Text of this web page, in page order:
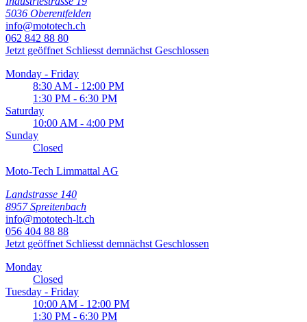
5036 Oberentfelden
info@mototech.ch
062 842 88 80
Jetzt geöffnet Schliesst demnächst Geschlossen
Monday - Friday
8:30 AM - 12:00 PM
1:30 PM - 6:30 PM
Saturday
10:00 AM - 4:00 PM
Sunday
Closed
Moto-Tech Limmattal AG
Landstrasse 140
8957 Spreitenbach
info@mototech-lt.ch
056 404 88 88
Jetzt geöffnet Schliesst demnächst Geschlossen
Monday
Closed
Tuesday - Friday
10:00 AM - 12:00 PM
1:30 PM - 6:30 PM